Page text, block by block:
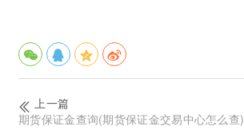
上一篇
期货保证金查询(期货保证金交易中心怎么查)